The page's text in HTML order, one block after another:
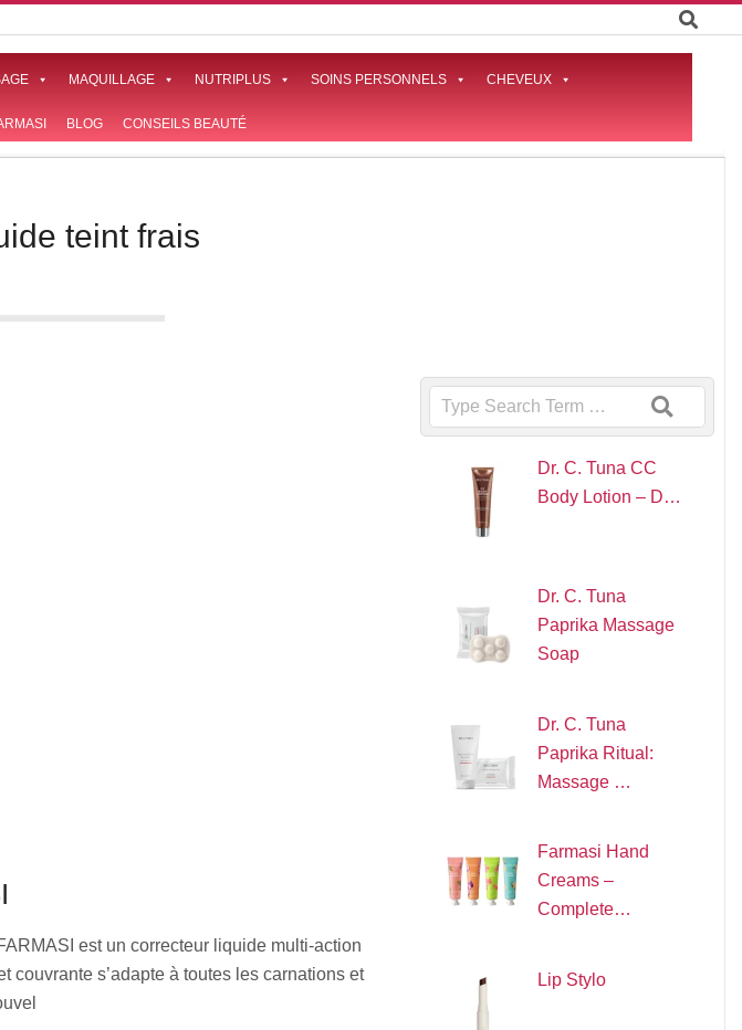
MAQUILLAGE NUTRIPLUS SOINS PERSONNELS CHEVEUX
BLOG CONSEILS BEAUTÉ
teint frais
est un correcteur liquide multi-action
s’adapte à toutes les carnations et
Search
Dr. C. Tuna CC
Body Lotion – D…
Dr. C. Tuna
Paprika Massage
Soap
Dr. C. Tuna
Paprika Ritual:
Massage …
Farmasi Hand
Creams –
Complete…
Lip Stylo